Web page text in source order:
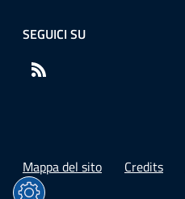
SEGUICI SU
Mappa del sito Credits